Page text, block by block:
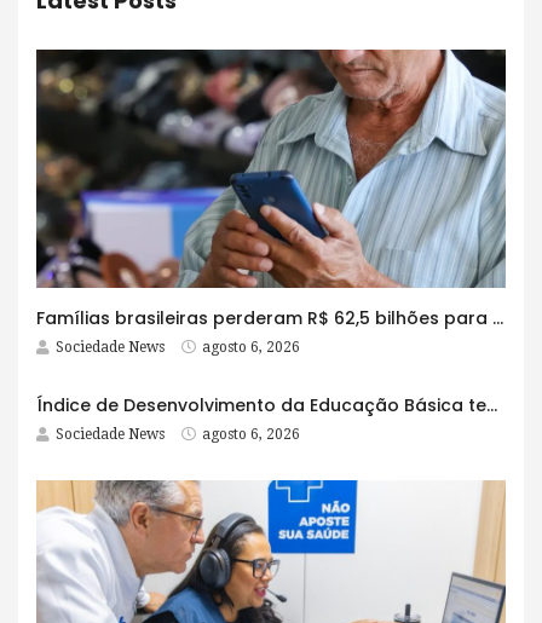
Famílias brasileiras perderam R$ 62,5 bilhões para bets em 2025
Sociedade News agosto 6, 2026
Índice de Desenvolvimento da Educação Básica tem elevação em todas as etapas
Sociedade News agosto 6, 2026